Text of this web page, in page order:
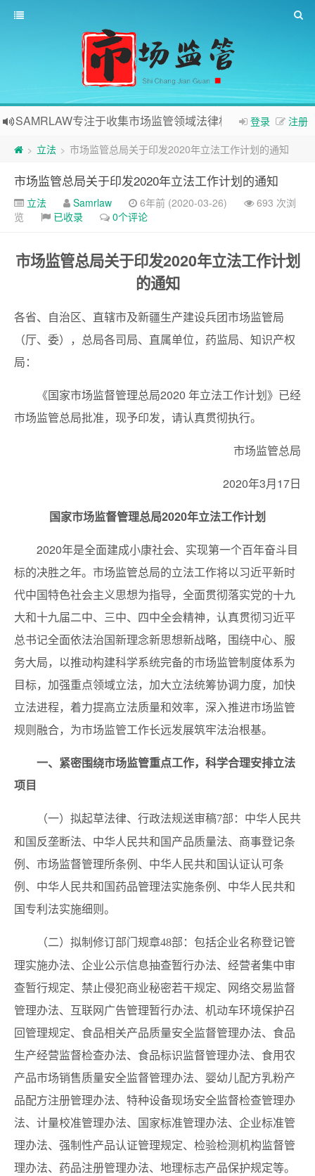
登录 注册
SAMRLAW专注于收集市场监管领域法律相关内容
> 立法 > 市场监管总局关于印发2020年立法工作计划的通知
市场监管总局关于印发2020年立法工作计划的通知
立法 Samrlaw 6年前 (2020-03-26)
693 次浏
览
已收录 0个评论
市场监管总局关于印发2020年立法工作计划
的通知
各省、自治区、直辖市及新疆生产建设兵团市场监管局
（厅、委），总局各司局、直属单位，药监局、知识产权
局：
《国家市场监督管理总局2020 年立法工作计划》已经
市场监管总局批准，现予印发，请认真贯彻执行。
市场监管总局
2020年3月17日
国家市场监督管理总局2020年立法工作计划
2020年是全面建成小康社会、实现第一个百年奋斗目
标的决胜之年。市场监管总局的立法工作将以习近平新时
代中国特色社会主义思想为指导，全面贯彻落实党的十九
大和十九届二中、三中、四中全会精神，认真贯彻习近平
总书记全面依法治国新理念新思想新战略，围绕中心、服
务大局，以推动构建科学系统完备的市场监管制度体系为
目标，加强重点领域立法，加大立法统筹协调力度，加快
立法进程，着力提高立法质量和效率，深入推进市场监管
规则融合，为市场监管工作长远发展筑牢法治根基。
一、紧密围绕市场监管重点工作，科学合理安排立法
项目
（一）拟起草法律、行政法规送审稿7部： 中华人民共
和国反垄断法、中华人民共和国产品质量法、商事登记条
例、市场监督管理所条例、中华人民共和国认证认可条
例、中华人民共和国药品管理法实施条例、中华人民共和
国专利法实施细则。
（二）拟制修订部门规章48部： 包括企业名称登记管
理实施办法、企业公示信息抽查暂行办法、经营者集中审
查暂行规定、禁止侵犯商业秘密若干规定、网络交易监督
管理办法、互联网广告管理暂行办法、机动车环境保护召
回管理规定、食品相关产品质量安全监督管理办法、食品
生产经营监督检查办法、食品标识监督管理办法、食用农
产品市场销售质量安全监督管理办法、婴幼儿配方乳粉产
品配方注册管理办法、特种设备现场安全监督检查管理办
法、计量校准管理办法、国家标准管理办法、企业标准管
理办法、强制性产品认证管理规定、检验检测机构监督管
理办法、药品注册管理办法、地理标志产品保护规定等。